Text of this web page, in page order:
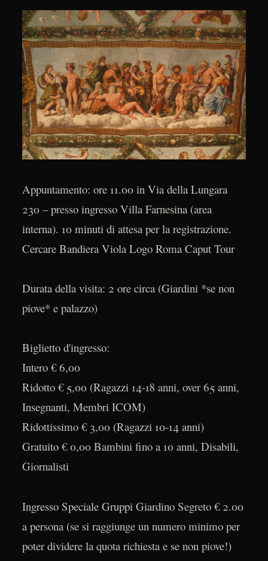
Appuntamento: ore 11.00 in Via della Lungara
230 – presso ingresso Villa Farnesina (area
interna). 10 minuti di attesa per la registrazione.
Cercare Bandiera Viola Logo Roma Caput Tour
Durata della visita: 2 ore circa (Giardini *se non
piove* e palazzo)
Biglietto d'ingresso:
Intero € 6,00
Ridotto € 5,00 (Ragazzi 14-18 anni, over 65 anni,
Insegnanti, Membri ICOM)
Ridottissimo € 3,00 (Ragazzi 10-14 anni)
Gratuito € 0,00 Bambini fino a 10 anni, Disabili,
Giornalisti
Ingresso Speciale Gruppi Giardino Segreto € 2.00
a persona (se si raggiunge un numero minimo per
poter dividere la quota richiesta e se non piove!)